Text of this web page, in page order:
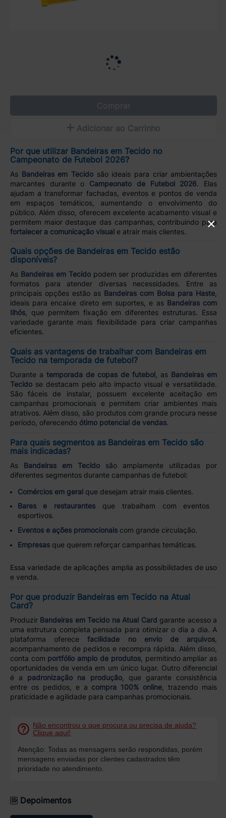
Comprar
Adicionar ao Carrinho
Por que utilizar Bandeiras em Tecido no
Campeonato de Futebol 2026?
As Bandeiras em Tecidosão ideais para criar ambientações
marcantes durante o Campeonato de Futebol 2026. Elas
ajudam a transformar fachadas, eventos e pontos de venda
em espaços temáticos, aumentando o envolvimento do
público. Além disso, oferecem excelente acabamento visual e
permitem maior destaque das campanhas, contribuindo para
fortalecer a comunicação visuale atrair mais clientes.
Quais opções de Bandeiras em Tecido estão
disponíveis?
As Bandeiras em Tecidopodem ser produzidas em diferentes
formatos para atender diversas necessidades. Entre as
principais opções estão as Bandeiras com Bolsa para Haste
ideais para encaixe direto em suportes, e as Bandeiras com
Ilhós, que permitem fixação em diferentes estruturas. Essa
variedade garante mais flexibilidade para criar campanhas
eficientes.
Quais as vantagens de trabalhar com Bandeiras em
Tecido na temporada de futebol?
Durante a temporada de copas de futebol , as Bandeiras em
Tecidose destacam pelo alto impacto visual e versatilidade.
São fáceis de instalar, possuem excelente aceitação em
campanhas promocionais e permitem criar ambientes mais
atrativos. Além disso, são produtos com grande procura nesse
período, oferecendo ótimo potencial de vendas.
Para quais segmentos as Bandeiras em Tecido são
mais indicadas?
As Bandeiras em Tecido são amplamente utilizadas por
diferentes segmentos durante campanhas de futebol:
Comércios em geralque desejam atrair mais clientes.
Bares e restaurantes que trabalham com eventos
esportivos.
Eventos e ações promocionaiscom grande circulação.
Empresasque querem reforçar campanhas temáticas.
Essa variedade de aplicações amplia as possibilidades de uso
e venda.
Por que produzir Bandeiras em Tecido na Atual
Card?
Produzir Bandeiras em Tecido na Atual Card garante acesso a
uma estrutura completa pensada para otimizar o dia a dia. A
plataforma oferecefacilidade no envio de arquivos
acompanhamento de pedidos e recompra rápida. Além disso,
conta com portfólio amplo de produtos, permitindo ampliar as
oportunidades de venda em um único lugar. Outro diferencial
é a padronização na produção, que garante consistência
entre os pedidos, e a compra 100% online , trazendo mais
praticidade e agilidade para campanhas promocionais.
Não encontrou o que procura ou precisa de ajuda?
Clique aqui!
Atenção: Todas as mensagens serão respondidas, porém
mensagens enviadas por clientes cadastrados têm
prioridade no atendimento.
Depoimentos
×